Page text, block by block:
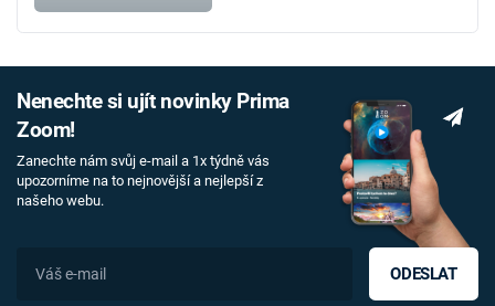
Nenechte si ujít novinky Prima
Zoom!
Zanechte nám svůj e-mail a 1x týdně vás
upozorníme na to nejnovější a nejlepší z
našeho webu.
ODESLAT